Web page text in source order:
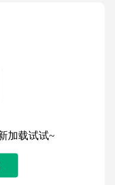
加载试试~